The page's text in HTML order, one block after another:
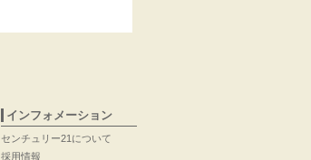
インフォメーション
センチュリー21について
採用情報